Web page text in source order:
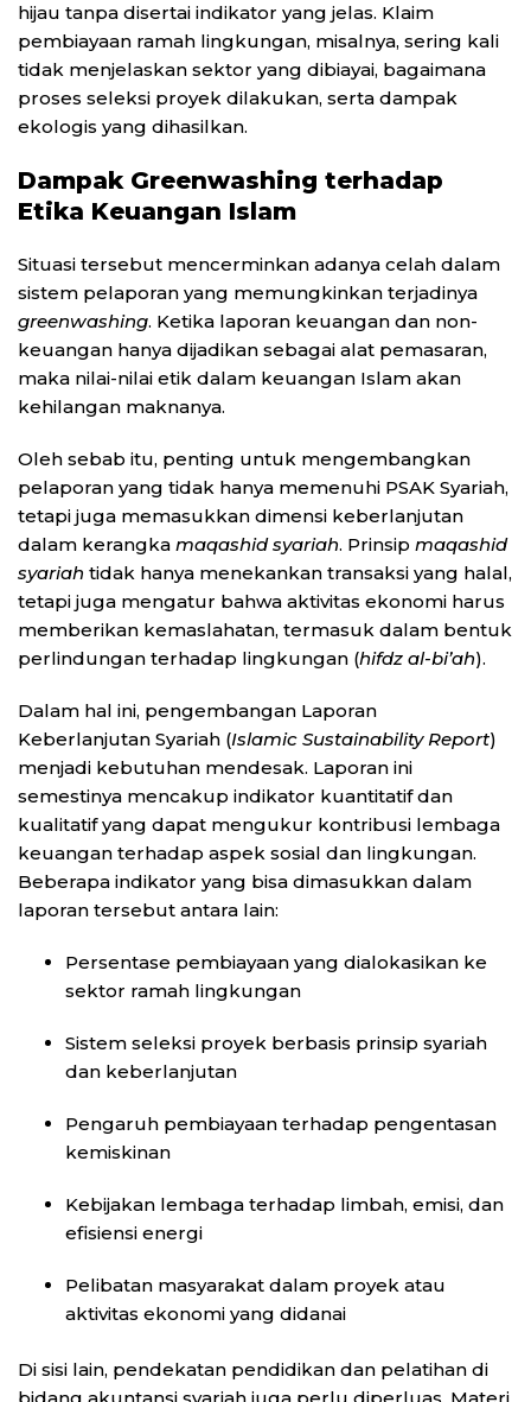
hijau tanpa disertai indikator yang jelas. Klaim
pembiayaan ramah lingkungan, misalnya, sering kali
tidak menjelaskan sektor yang dibiayai, bagaimana
proses seleksi proyek dilakukan, serta dampak
ekologis yang dihasilkan.
Dampak Greenwashing terhadap
Etika Keuangan Islam
Situasi tersebut mencerminkan adanya celah dalam
sistem pelaporan yang memungkinkan terjadinya
greenwashing. Ketika laporan keuangan dan non-
keuangan hanya dijadikan sebagai alat pemasaran,
maka nilai-nilai etik dalam keuangan Islam akan
kehilangan maknanya.
Oleh sebab itu, penting untuk mengembangkan
pelaporan yang tidak hanya memenuhi PSAK Syariah,
tetapi juga memasukkan dimensi keberlanjutan
dalam kerangka maqashid syariah. Prinsip maqashid
syariah tidak hanya menekankan transaksi yang halal,
tetapi juga mengatur bahwa aktivitas ekonomi harus
memberikan kemaslahatan, termasuk dalam bentuk
perlindungan terhadap lingkungan (hifdz al-bi’ah).
Dalam hal ini, pengembangan Laporan
Keberlanjutan Syariah (Islamic Sustainability Report)
menjadi kebutuhan mendesak. Laporan ini
semestinya mencakup indikator kuantitatif dan
kualitatif yang dapat mengukur kontribusi lembaga
keuangan terhadap aspek sosial dan lingkungan.
Beberapa indikator yang bisa dimasukkan dalam
laporan tersebut antara lain:
Persentase pembiayaan yang dialokasikan ke
sektor ramah lingkungan
Sistem seleksi proyek berbasis prinsip syariah
dan keberlanjutan
Pengaruh pembiayaan terhadap pengentasan
kemiskinan
Kebijakan lembaga terhadap limbah, emisi, dan
efisiensi energi
Pelibatan masyarakat dalam proyek atau
aktivitas ekonomi yang didanai
Di sisi lain, pendekatan pendidikan dan pelatihan di
bidang akuntansi syariah juga perlu diperluas. Materi